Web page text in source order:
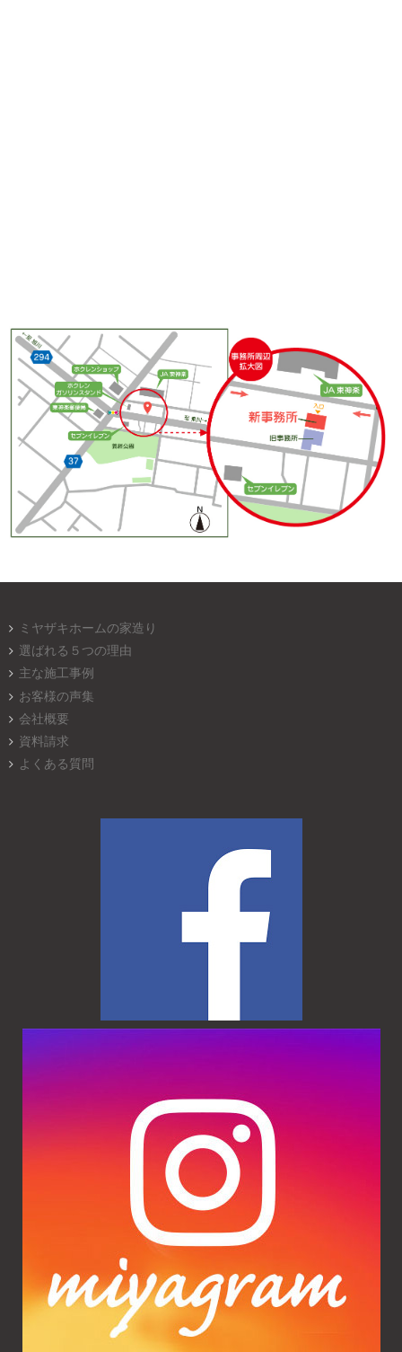
ミヤザキホームの家造り
選ばれる５つの理由
主な施工事例
お客様の声集
会社概要
資料請求
よくある質問